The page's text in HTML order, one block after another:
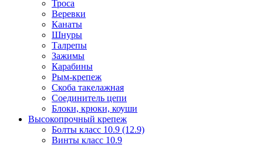
Троса
Веревки
Канаты
Шнуры
Талрепы
Зажимы
Карабины
Рым-крепеж
Скоба такелажная
Соединитель цепи
Блоки, крюки, коуши
Высокопрочный крепеж
Болты класс 10.9 (12.9)
Винты класс 10.9